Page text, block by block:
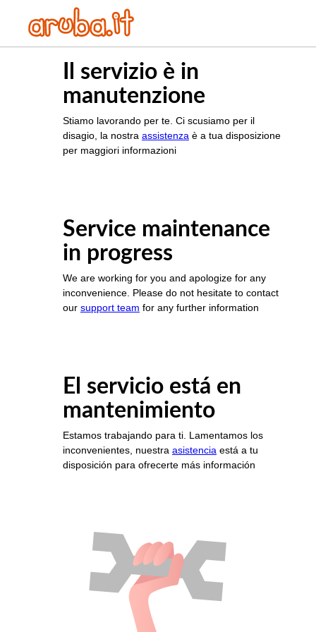
Il servizio è in
manutenzione
Stiamo lavorando per te. Ci scusiamo per il
disagio, la nostra assistenza è a tua disposizione
per maggiori informazioni
Service maintenance
in progress
We are working for you and apologize for any
inconvenience. Please do not hesitate to contact
our support team for any further information
El servicio está en
mantenimiento
Estamos trabajando para ti. Lamentamos los
inconvenientes, nuestra asistencia está a tu
disposición para ofrecerte más información